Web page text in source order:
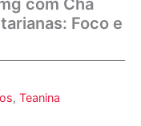
Foco e
, Teanina